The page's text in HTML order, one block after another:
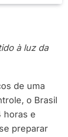
à luz da
de uma
o Brasil
horas e
preparar